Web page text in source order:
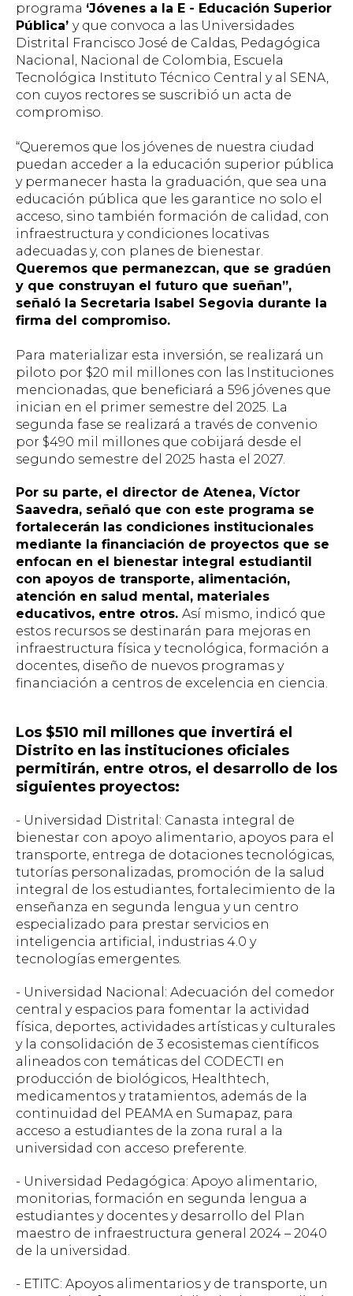
programa ‘Jóvenes a la E - Educación Superior
Pública’ y que convoca a las Universidades
Distrital Francisco José de Caldas, Pedagógica
Nacional, Nacional de Colombia, Escuela
Tecnológica Instituto Técnico Central y al SENA,
con cuyos rectores se suscribió un acta de
compromiso.
“Queremos que los jóvenes de nuestra ciudad
puedan acceder a la educación superior pública
y permanecer hasta la graduación, que sea una
educación pública que les garantice no solo el
acceso, sino también formación de calidad, con
infraestructura y condiciones locativas
adecuadas y, con planes de bienestar.
Queremos que permanezcan, que se gradúen
y que construyan el futuro que sueñan”,
señaló la Secretaria Isabel Segovia durante la
firma del compromiso.
Para materializar esta inversión, se realizará un
piloto por $20 mil millones con las Instituciones
mencionadas, que beneficiará a 596 jóvenes que
inician en el primer semestre del 2025. La
segunda fase se realizará a través de convenio
por $490 mil millones que cobijará desde el
segundo semestre del 2025 hasta el 2027.
Por su parte, el director de Atenea, Víctor
Saavedra, señaló que con este programa se
fortalecerán las condiciones institucionales
mediante la financiación de proyectos que se
enfocan en el bienestar integral estudiantil
con apoyos de transporte, alimentación,
atención en salud mental, materiales
educativos, entre otros. Así mismo, indicó que
estos recursos se destinarán para mejoras en
infraestructura física y tecnológica, formación a
docentes, diseño de nuevos programas y
financiación a centros de excelencia en ciencia.
Los $510 mil millones que invertirá el
Distrito en las instituciones oficiales
permitirán, entre otros, el desarrollo de los
siguientes proyectos:
- Universidad Distrital: Canasta integral de
bienestar con apoyo alimentario, apoyos para el
transporte, entrega de dotaciones tecnológicas,
tutorías personalizadas, promoción de la salud
integral de los estudiantes, fortalecimiento de la
enseñanza en segunda lengua y un centro
especializado para prestar servicios en
inteligencia artificial, industrias 4.0 y
tecnologías emergentes.
- Universidad Nacional: Adecuación del comedor
central y espacios para fomentar la actividad
física, deportes, actividades artísticas y culturales
y la consolidación de 3 ecosistemas científicos
alineados con temáticas del CODECTI en
producción de biológicos, Healthtech,
medicamentos y tratamientos, además de la
continuidad del PEAMA en Sumapaz, para
acceso a estudiantes de la zona rural a la
universidad con acceso preferente.
- Universidad Pedagógica: Apoyo alimentario,
monitorias, formación en segunda lengua a
estudiantes y docentes y desarrollo del Plan
maestro de infraestructura general 2024 – 2040
de la universidad.
- ETITC: Apoyos alimentarios y de transporte, un